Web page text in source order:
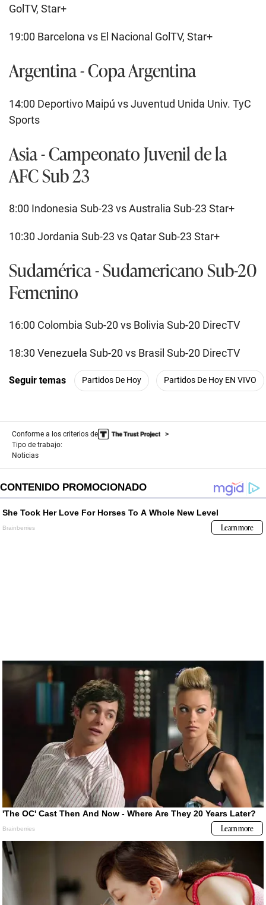
GolTV, Star+
19:00 Barcelona vs El Nacional GolTV, Star+
Argentina - Copa Argentina
14:00 Deportivo Maipú vs Juventud Unida Univ. TyC
Sports
Asia - Campeonato Juvenil de la
AFC Sub 23
8:00 Indonesia Sub-23 vs Australia Sub-23 Star+
10:30 Jordania Sub-23 vs Qatar Sub-23 Star+
Sudamérica - Sudamericano Sub-20
Femenino
16:00 Colombia Sub-20 vs Bolivia Sub-20 DirecTV
18:30 Venezuela Sub-20 vs Brasil Sub-20 DirecTV
Seguir temas Partidos De Hoy Partidos De Hoy EN VIVO
Conforme a los criterios de
Tipo de trabajo:
Noticias